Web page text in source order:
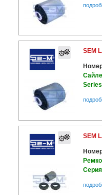
SEM
Series
SEM
Серия